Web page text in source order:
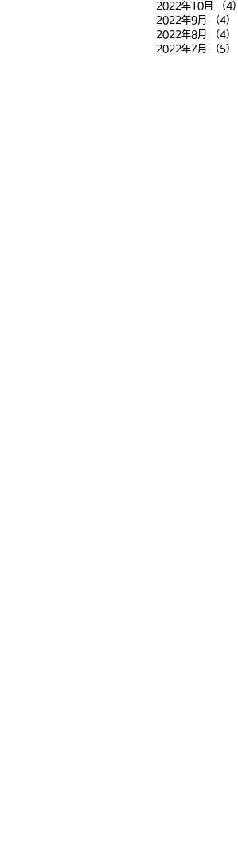
2022年10月
（4）
2022年9月
（4）
2022年8月
（4）
2022年7月
（5）